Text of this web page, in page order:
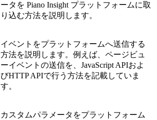
ータを Piano Insight プラットフォームに取
り込む方法を説明します。
イベントをプラットフォームへ送信する
方法を説明します。例えば、ページビュ
ーイベントの送信を、JavaScript APIおよ
びHTTP APIで行う方法を記載していま
す。
カスタムパラメータをプラットフォーム